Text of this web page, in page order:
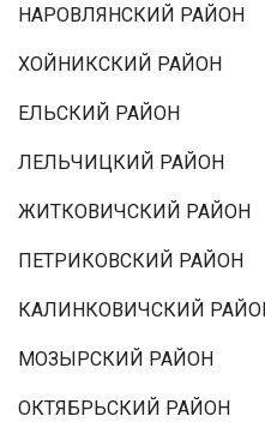
НАРОВЛЯНСКИЙ РАЙОН
ХОЙНИКСКИЙ РАЙОН
ЕЛЬСКИЙ РАЙОН
ЛЕЛЬЧИЦКИЙ РАЙОН
ЖИТКОВИЧСКИЙ РАЙОН
ПЕТРИКОВСКИЙ РАЙОН
КАЛИНКОВИЧСКИЙ
МОЗЫРСКИЙ РАЙОН
ОКТЯБРЬСКИЙ РАЙОН